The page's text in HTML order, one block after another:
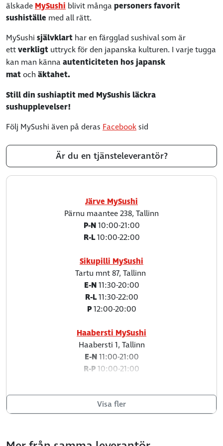
älskadeMySushi blivit många personers favorit
sushiställe med all rätt.
MySushi självklart har en färgglad sushival som är
ettverkligt uttryck för den japanska kulturen. I varje tugga
kan man känna autenticiteten hos japansk
matoch äktahet.
Still din sushiaptit med MySushis läckra
sushupplevelser!
Följ MySushi även på deras Facebooksid
Är du en tjänsteleverantör?
Järve MySushi
Pärnu maantee 238, Tallinn
P-N10:00-21:00
R-L10:00-22:00
Sikupilli MySushi
Tartu mnt 87, Tallinn
E-N11:30-20:00
R-L11:30-22:00
P12:00-20:00
Haabersti MySushi
Haabersti 1, Tallinn
E-N11:00-21:00
R-P10:00-21:00
Stockmanni MySushi
Liivalaia 53, Tallinn
E-N11:30-20:00
L 12:00-21:00
Visa fler